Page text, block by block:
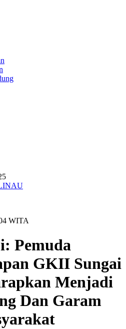
WITA
Pemuda
GKII Sungai
Menjadi
Dan Garam